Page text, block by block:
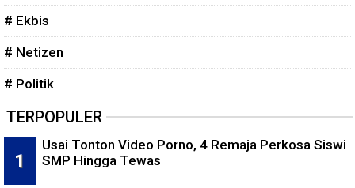
# Ekbis
# Netizen
# Politik
TERPOPULER
Usai Tonton Video Porno, 4 Remaja Perkosa Siswi
SMP Hingga Tewas